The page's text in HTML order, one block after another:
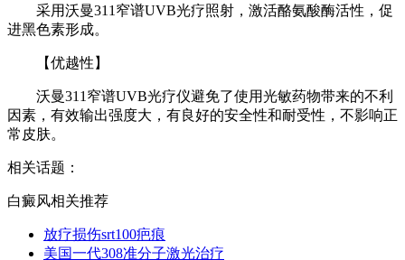
采用沃曼311窄谱UVB光疗照射，激活酪氨酸酶活性，促
进黑色素形成。
【优越性】
沃曼311窄谱UVB光疗仪避免了使用光敏药物带来的不利
因素，有效输出强度大，有良好的安全性和耐受性，不影响正
常皮肤。
相关话题：
白癜风相关推荐
放疗损伤srt100疤痕
美国一代308准分子激光治疗